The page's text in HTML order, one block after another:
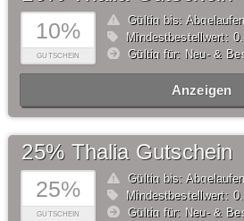
10%
GUTSCHEIN
Gültig bis:
Mindestbestellwert:
Gültig für: Neu- &
Anzeigen
25%
GUTSCHEIN
25% Thalia Gutschein
Gültig bis:
Mindestbestellwert:
Gültig für: Neu- &